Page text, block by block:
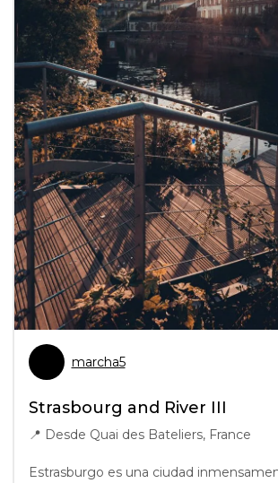
marcha5
Strasbourg and River III
📍 Desde Quai des Bateliers, France
Estrasburgo es una ciudad